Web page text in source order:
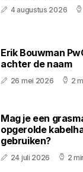
4 augustus 2026
Erik Bouwman
achter de naam
26 mei 2026 2
Mag je een
opgerolde
gebruiken?
24 juli 2026 2